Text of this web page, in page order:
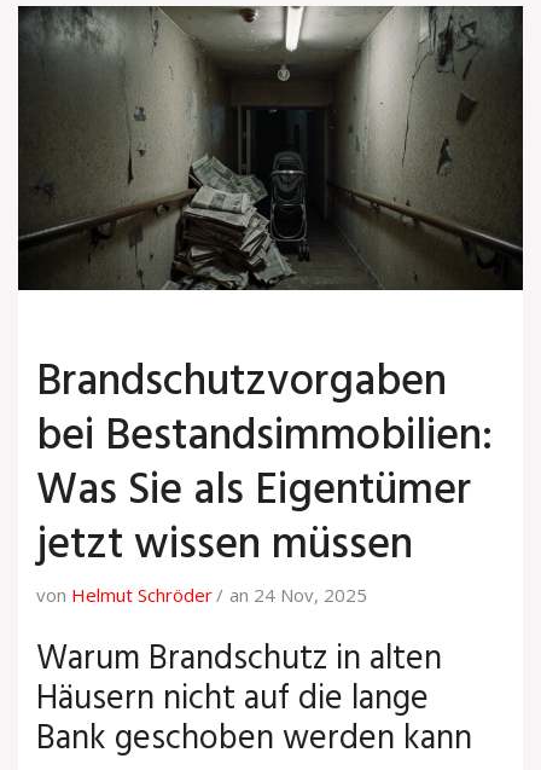
Brandschutzvorgaben
bei Bestandsimmobilien:
Was Sie als Eigentümer
jetzt wissen müssen
von Helmut Schröder an 24 Nov, 2025
Warum Brandschutz in alten
Häusern nicht auf die lange
Bank geschoben werden kann